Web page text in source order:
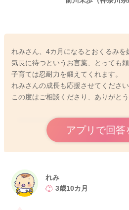
ご相談ありがとうございました。
れみさん、4カ月になるとおくるみを
気長に待つというお言葉、とっても頼
子育ては忍耐力を鍛えてくれます。
れみさんの成長も応援させてください
この度はご相談くださり、ありがとう
アプリで回答
れみ
3歳10カ月